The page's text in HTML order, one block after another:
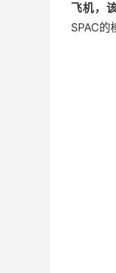
飞机，
SPAC的